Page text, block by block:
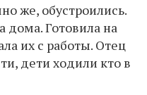
же, обустроились.
Готовила на
их с работы. Отец
дети ходили кто в